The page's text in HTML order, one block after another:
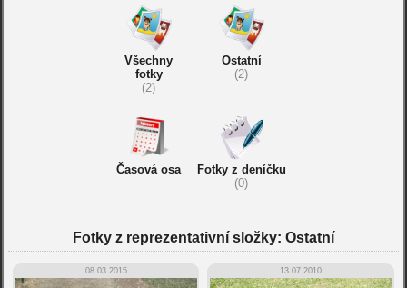
Všechny
fotky
(2)
Ostatní
(2)
Časová osa
Fotky z deníčku
(0)
Fotky z reprezentativní složky: Ostatní
08.03.2015 13.07.2010